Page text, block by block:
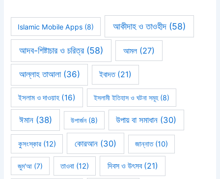
Islamic Mobile Apps (8) আকীদাহ ও তাওহীদ(58)
আদব-শিষ্টাচার ও চরিত্র(58) আমল(27)
আল্লাহ তাআলা(36) ইবাদত(21)
ইসলাম ও দাওয়াহ (16) ইসলামী ইতিহাস ও ঘটনা সমূহ(8)
ঈমান(38) উপার্জন(8) উপায় বা সমাধান (30)
কুসংস্কার(12) কোরআন (30) জান্নাত(10)
জুম'আ (7) তাওবা (12) দিবস ও উৎসব(21)